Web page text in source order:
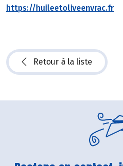
https://huileetoliveenvrac.fr
Retour à la liste